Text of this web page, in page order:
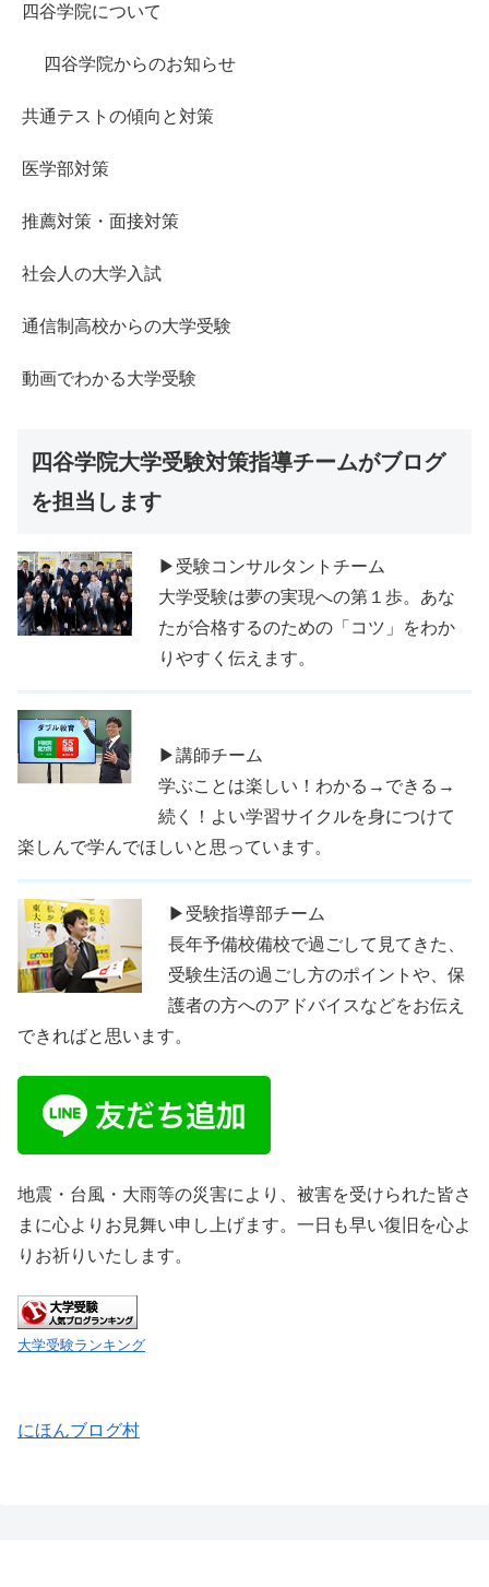
四谷学院について
四谷学院からのお知らせ
共通テストの傾向と対策
医学部対策
推薦対策・面接対策
社会人の大学入試
通信制高校からの大学受験
動画でわかる大学受験
四谷学院大学受験対策指導チームがブログ
を担当します
▶受験コンサルタントチーム
大学受験は夢の実現への第１歩。あな
たが合格するのための「コツ」をわか
りやすく伝えます。
▶講師チーム
学ぶことは楽しい！わかる→できる→
続く！よい学習サイクルを身につけて
楽しんで学んでほしいと思っています。
▶受験指導部チーム
長年予備校備校で過ごして見てきた、
受験生活の過ごし方のポイントや、保
護者の方へのアドバイスなどをお伝え
できればと思います。
地震・台風・大雨等の災害により、被害を受けられた皆さ
まに心よりお見舞い申し上げます。一日も早い復旧を心よ
りお祈りいたします。
大学受験ランキング
にほんブログ村